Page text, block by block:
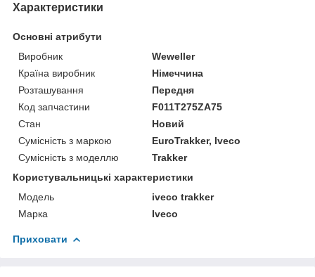
Характеристики
Основні атрибути
Виробник
Weweller
Країна виробник
Німеччина
Розташування
Передня
Код запчастини
F011T275ZA75
Стан
Новий
Сумісність з маркою
EuroTrakker, Iveco
Сумісність з моделлю
Trakker
Користувальницькі характеристики
Модель
iveco trakker
Марка
Iveco
Приховати